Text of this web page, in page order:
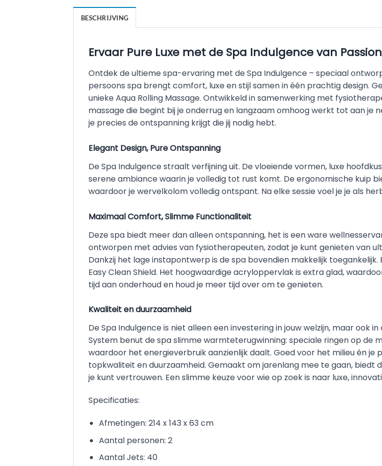
BESCHRIJVING
Ervaar Pure Luxe met de Spa Indulgence van
Ontdek de ultieme spa-ervaring met de Spa Indulgence – speciaal
persoons spa brengt comfort, luxe en stijl samen in één prachtig design.
unieke Aqua Rolling Massage. Ontwikkeld in samenwerking met
massage die begint bij je onderrug en langzaam omhoog werkt tot aan je
je precies de ontspanning krijgt die jij nodig hebt.
Elegant Design, Pure Ontspanning
De Spa Indulgence straalt verfijning uit. De vloeiende vormen, luxe
serene ambiance waarin je volledig tot rust komt. De ergonomische kuip
waardoor je wervelkolom volledig ontspant. Na elke sessie voel je je als
Maximaal Comfort, Slimme Functionaliteit
Deze spa biedt meer dan alleen ontspanning, het is een ware
ontworpen met advies van fysiotherapeuten, zodat je kunt genieten van
Dankzij het lage instapontwerp is de spa bovendien makkelijk toegankelijk.
Easy Clean Shield. Het hoogwaardige acryloppervlak is extra glad,
tijd aan onderhoud en houd je meer tijd over om te genieten.
Kwaliteit en duurzaamheid
De Spa Indulgence is niet alleen een investering in jouw welzijn, maar ook
System benut de spa slimme warmteterugwinning: speciale ringen op de
waardoor het energieverbruik aanzienlijk daalt. Goed voor het milieu én je
topkwaliteit en duurzaamheid. Gemaakt om jarenlang mee te gaan,
je kunt vertrouwen. Een slimme keuze voor wie op zoek is naar luxe,
Specificaties:
Afmetingen: 214 x 143 x 63 cm
Aantal personen: 2
Aantal Jets: 40